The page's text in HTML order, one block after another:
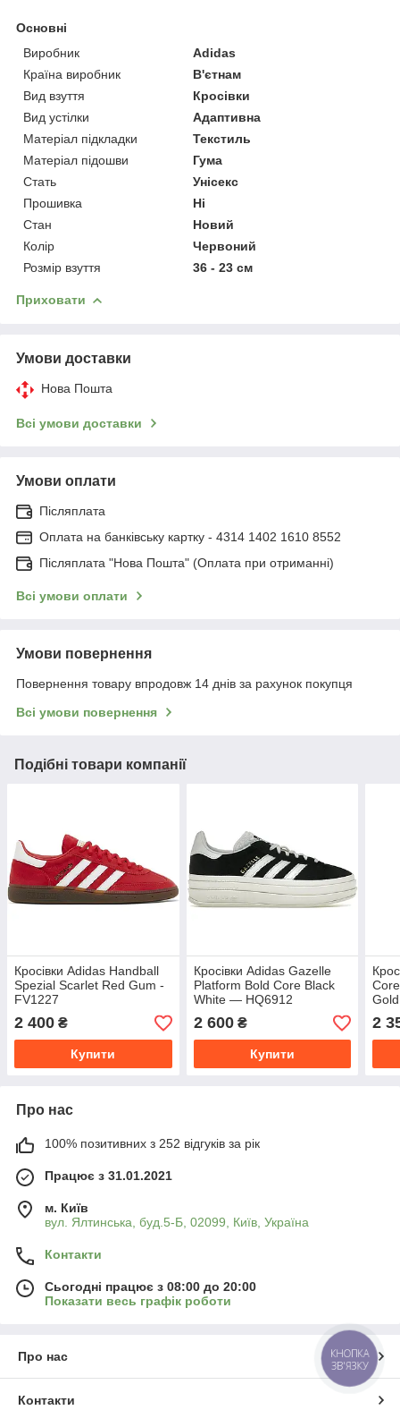
Основні
Виробник
Adidas
Країна виробник
В'єтнам
Вид взуття
Кросівки
Вид устілки
Адаптивна
Матеріал підкладки
Текстиль
Матеріал підошви
Гума
Стать
Унісекс
Прошивка
Ні
Стан
Новий
Колір
Червоний
Розмір взуття
36 - 23 см
Приховати
Умови доставки
Нова Пошта
Всі умови доставки
Умови оплати
Післяплата
Оплата на банківську картку - 4314 1402 1610 8552
Післяплата "Нова Пошта" (Оплата при отриманні)
Всі умови оплати
Умови повернення
Повернення товару впродовж 14 днів за рахунок покупця
Всі умови повернення
Подібні товари компанії
Кросівки Adidas Handball
Spezial Scarlet Red Gum -
FV1227
2 400 ₴
Купити
Кросівки Adidas Gazelle
Platform Bold Core Black
White — HQ6912
2 600₴
Купити
2
Про нас
100% позитивних з 252 відгуків за рік
Працює з 31.01.2021
м. Київ
вул. Ялтинська, буд.5-Б, 02099, Київ, Україна
Контакти
Сьогодні працює з 08:00 до 20:00
Показати весь графік роботи
Про нас
Контакти
КНОПКА
ЗВ'ЯЗКУ